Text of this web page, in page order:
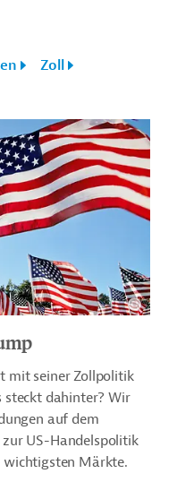
Zoll
mit seiner Zollpolitik
steckt dahinter? Wir
auf dem
US-Handelspolitik
wichtigsten Märkte.